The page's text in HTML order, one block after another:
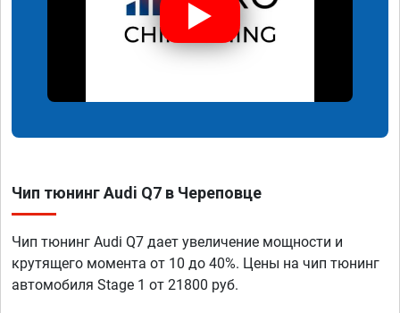
Чип тюнинг Audi Q7 в Череповце
Чип тюнинг Audi Q7 дает увеличение мощности и
крутящего момента от 10 до 40%. Цены на чип тюнинг
автомобиля Stage 1 от 21800 руб.